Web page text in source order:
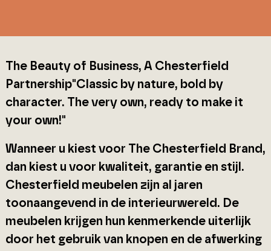
The Beauty of Business, A Chesterfield
Partnership"Classic by nature, bold by
character. The very own, ready to make it
your own!"
Wanneer u kiest voor The Chesterfield Brand,
dan kiest u voor kwaliteit, garantie en stijl.
Chesterfield meubelen zijn al jaren
toonaangevend in de interieurwereld. De
meubelen krijgen hun kenmerkende uiterlijk
door het gebruik van knopen en de afwerking